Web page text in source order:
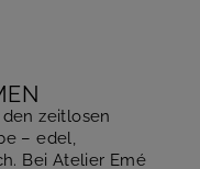
zeitlosen
– edel,
Bei Atelier Emé